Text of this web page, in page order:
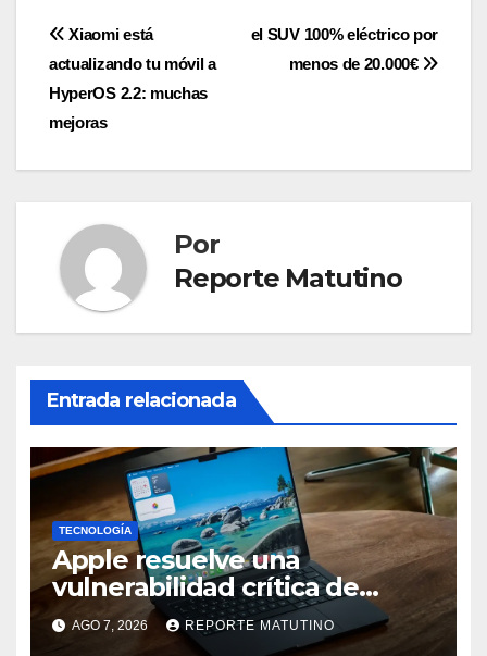
Navegación
de
entradas
el SUV 100% eléctrico por
menos de 20.000€
Xiaomi está
actualizando tu móvil a
HyperOS 2.2: muchas
mejoras
Por
Reporte Matutino
Entrada relacionada
TECNOLOGÍA
Apple resuelve una
vulnerabilidad crítica de
macOS: actualiza tu Mac
ahora
AGO 7, 2026 REPORTE MATUTINO